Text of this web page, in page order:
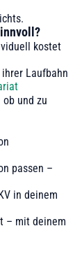
kostet
Laufbahn
und zu
passen –
in deinem
– mit deinem